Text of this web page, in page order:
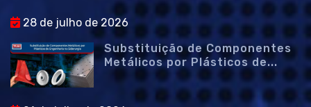
28 de julho de 2026
Substituição de Componentes
Metálicos por Plásticos de...